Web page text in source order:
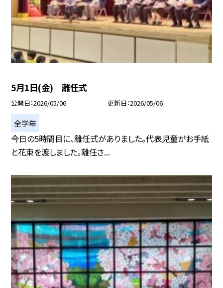
5月1日(金) 離任式
公開日 2026/05/06 更新日 2026/05/06
全学年
今日の5時間目に、離任式がありました。代表児童がお手紙
と花束を渡しました。離任さ...